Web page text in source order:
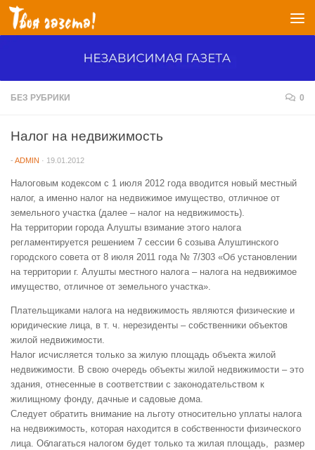
Перейти к содержимому
БЕЗ РУБРИКИ 0
Налог на недвижимость
- ADMIN · 19.01.2012
Налоговым кодексом с 1 июля 2012 года вводится новый местный
налог, а именно налог на недвижимое имущество, отличное от
земельного участка (далее – налог на недвижимость).
На территории города Алушты взимание этого налога
регламентируется решением 7 сессии 6 созыва Алуштинского
городского совета от 8 июля 2011 года № 7/303 «Об установлении
на территории г. Алушты местного налога – налога на недвижимое
имущество, отличное от земельного участка».
Плательщиками налога на недвижимость являются физические и
юридические лица, в т. ч. нерезиденты – собственники объектов
жилой недвижимости.
Налог исчисляется только за жилую площадь объекта жилой
недвижимости. В свою очередь объекты жилой недвижимости – это
здания, отнесенные в соответствии с законодательством к
жилищному фонду, дачные и садовые дома.
Следует обратить внимание на льготу относительно уплаты налога
на недвижимость, которая находится в собственности физического
лица. Облагаться налогом будет только та жилая площадь, размер